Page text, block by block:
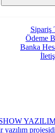
Sipariş
Ödeme
Banka